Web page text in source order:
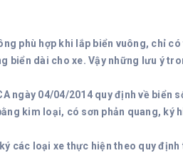
phù hợp khi lắp biển vuông, chỉ
biển dài cho xe. Vậy những lưu ý
ngày 04/04/2014 quy định về biển
kim loại, có sơn phản quang, ký
các loại xe thực hiện theo quy định